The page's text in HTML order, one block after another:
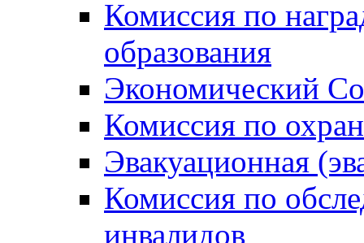
Комиссия по
образования
Экономический
Комиссия по
Эвакуационная
Комиссия по
инвалидов